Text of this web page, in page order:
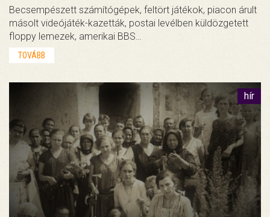
Becsempészett számítógépek, feltört játékok, piacon árult
másolt videójáték-kazetták, postai levélben küldözgetett
floppy lemezek, amerikai BBS…
TOVÁBB
hír